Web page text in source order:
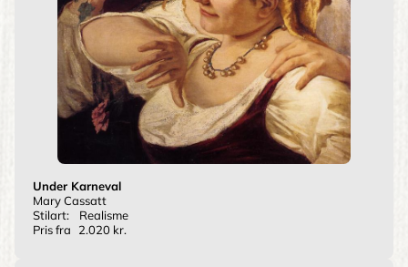
Under Karneval
Mary Cassatt
Stilart:
Realisme
Pris fra
2.020 kr.